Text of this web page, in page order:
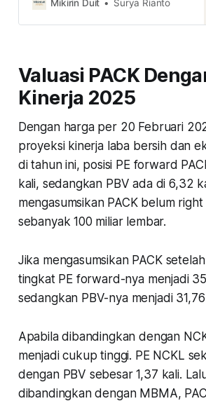
ulasannya di sini.
Mikirin Duit Surya Rianto
Valuasi PACK
Kinerja 2025
Dengan harga per 20 Februari
proyeksi kinerja laba bersih dan
di tahun ini, posisi PE forward
kali, sedangkan PBV ada di 6,32
mengasumsikan PACK belum
sebanyak 100 miliar lembar.
Jika mengasumsikan PACK
tingkat PE forward-nya menjadi
sedangkan PBV-nya menjadi
Apabila dibandingkan dengan
menjadi cukup tinggi. PE NCKL
dengan PBV sebesar 1,37 kali.
dibandingkan dengan MBMA,